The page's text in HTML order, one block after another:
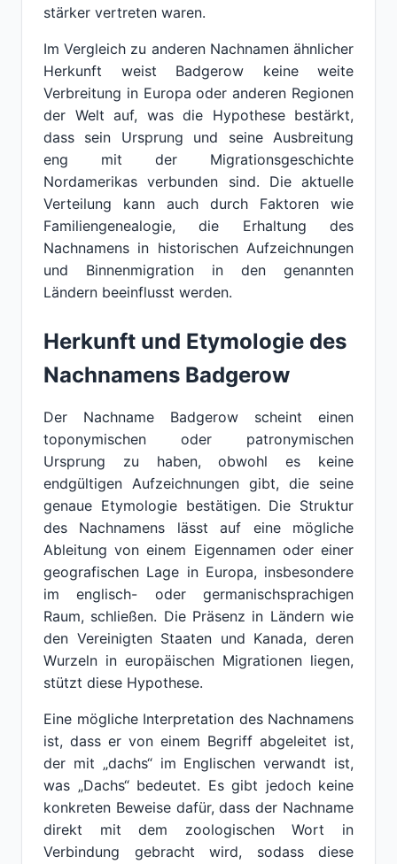
stärker vertreten waren.
Im Vergleich zu anderen Nachnamen ähnlicher
Herkunft weist Badgerow keine weite
Verbreitung in Europa oder anderen Regionen
der Welt auf, was die Hypothese bestärkt,
dass sein Ursprung und seine Ausbreitung
eng mit der Migrationsgeschichte
Nordamerikas verbunden sind. Die aktuelle
Verteilung kann auch durch Faktoren wie
Familiengenealogie, die Erhaltung des
Nachnamens in historischen Aufzeichnungen
und Binnenmigration in den genannten
Ländern beeinflusst werden.
Herkunft und Etymologie des
Nachnamens Badgerow
Der Nachname Badgerow scheint einen
toponymischen oder patronymischen
Ursprung zu haben, obwohl es keine
endgültigen Aufzeichnungen gibt, die seine
genaue Etymologie bestätigen. Die Struktur
des Nachnamens lässt auf eine mögliche
Ableitung von einem Eigennamen oder einer
geografischen Lage in Europa, insbesondere
im englisch- oder germanischsprachigen
Raum, schließen. Die Präsenz in Ländern wie
den Vereinigten Staaten und Kanada, deren
Wurzeln in europäischen Migrationen liegen,
stützt diese Hypothese.
Eine mögliche Interpretation des Nachnamens
ist, dass er von einem Begriff abgeleitet ist,
der mit „dachs“ im Englischen verwandt ist,
was „Dachs“ bedeutet. Es gibt jedoch keine
konkreten Beweise dafür, dass der Nachname
direkt mit dem zoologischen Wort in
Verbindung gebracht wird, sodass diese